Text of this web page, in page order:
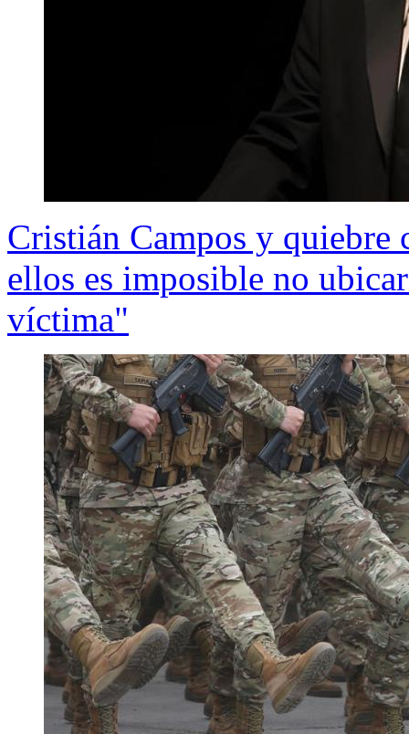
Cristián Campos y quiebre
ellos es imposible no
víctima"